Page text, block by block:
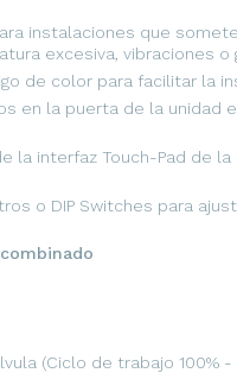
instalaciones que
excesiva, vibraciones o
de color para facilitar la
en la puerta de la unidad
la interfaz Touch-Pad de la
o DIP Switches para
(Ciclo de trabajo 100% -